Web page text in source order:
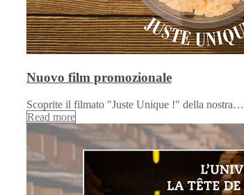
Nuovo film promozionale
Scoprite il filmato "Juste Unique !" della nostra…
Read more